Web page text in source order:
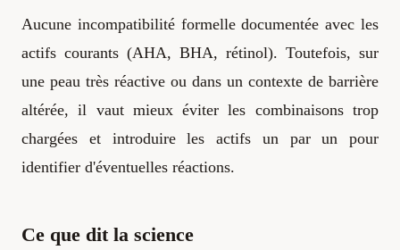
Aucune incompatibilité formelle documentée avec les
actifs courants (AHA, BHA, rétinol). Toutefois, sur
une peau très réactive ou dans un contexte de barrière
altérée, il vaut mieux éviter les combinaisons trop
chargées et introduire les actifs un par un pour
identifier d'éventuelles réactions.
Ce que dit la science